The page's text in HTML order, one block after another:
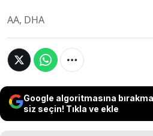
AA, DHA
Google algoritmasına
siz seçin! Tıkla ve ekle